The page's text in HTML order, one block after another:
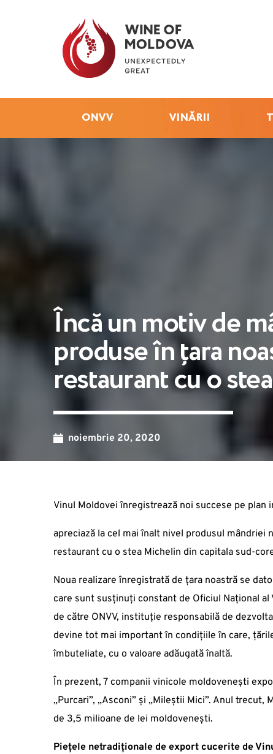
ONVV VINĂRII
Încă un motiv de
produse în țara
restaurant cu o
noiembrie 20, 2020
Vinul Moldovei înregistrează noi succese pe plan
apreciază la cel mai înalt nivel produsul mândriei
restaurant cu o stea Michelin din capitala sud-
Noua realizare înregistrată de țara noastră se
care sunt susținuți constant de Oficiul Național
de către ONVV, instituție responsabilă de
devine tot mai important în condițiile în care,
îmbuteliate, cu o valoare adăugată înaltă.
În prezent, 7 companii vinicole moldovenești
„Purcari”, „Asconi” și „Mileștii Mici”. Anul
de 3,5 milioane de lei moldovenești.
Piețele netradiționale de export cucerite de